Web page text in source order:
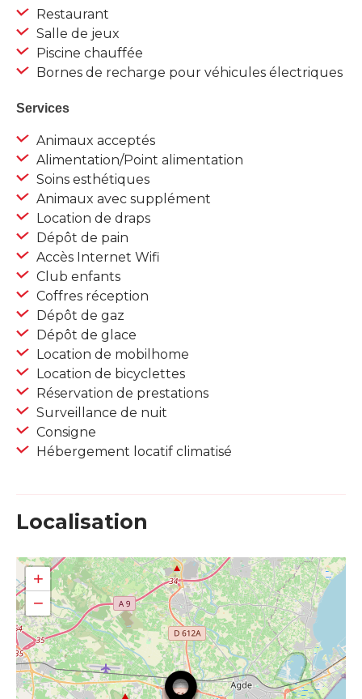
Restaurant
Salle de jeux
Piscine chauffée
Bornes de recharge pour véhicules électriques
Services
Animaux acceptés
Alimentation/Point alimentation
Soins esthétiques
Animaux avec supplément
Location de draps
Dépôt de pain
Accès Internet Wifi
Club enfants
Coffres réception
Dépôt de gaz
Dépôt de glace
Location de mobilhome
Location de bicyclettes
Réservation de prestations
Surveillance de nuit
Consigne
Hébergement locatif climatisé
Localisation
+
−